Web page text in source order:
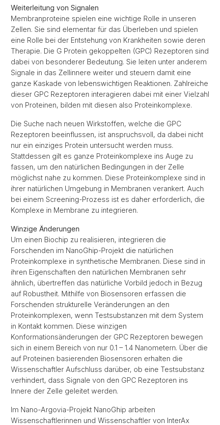
Weiterleitung von Signalen
Membranproteine spielen eine wichtige Rolle in unseren
Zellen. Sie sind elementar für das Überleben und spielen
eine Rolle bei der Entstehung von Krankheiten sowie deren
Therapie. Die G Protein gekoppelten (GPC) Rezeptoren sind
dabei von besonderer Bedeutung. Sie leiten unter anderem
Signale in das Zellinnere weiter und steuern damit eine
ganze Kaskade von lebenswichtigen Reaktionen. Zahlreiche
dieser GPC Rezeptoren interagieren dabei mit einer Vielzahl
von Proteinen, bilden mit diesen also Proteinkomplexe.
Die Suche nach neuen Wirkstoffen, welche die GPC
Rezeptoren beeinflussen, ist anspruchsvoll, da dabei nicht
nur ein einziges Protein untersucht werden muss.
Stattdessen gilt es ganze Proteinkomplexe ins Auge zu
fassen, um den natürlichen Bedingungen in der Zelle
möglichst nahe zu kommen. Diese Proteinkomplexe sind in
ihrer natürlichen Umgebung in Membranen verankert. Auch
bei einem Screening-Prozess ist es daher erforderlich, die
Komplexe in Membrane zu integrieren.
Winzige Änderungen
Um einen Biochip zu realisieren, integrieren die
Forschenden im NanoGhip-Projekt die natürlichen
Proteinkomplexe in synthetische Membranen. Diese sind in
ihren Eigenschaften den natürlichen Membranen sehr
ähnlich, übertreffen das natürliche Vorbild jedoch in Bezug
auf Robustheit. Mithilfe von Biosensoren erfassen die
Forschenden strukturelle Veränderungen an den
Proteinkomplexen, wenn Testsubstanzen mit dem System
in Kontakt kommen. Diese winzigen
Konformationsänderungen der GPC Rezeptoren bewegen
sich in einem Bereich von nur 0.1 – 1.4 Nanometern. Über die
auf Proteinen basierenden Biosensoren erhalten die
Wissenschaftler Aufschluss darüber, ob eine Testsubstanz
verhindert, dass Signale von den GPC Rezeptoren ins
Innere der Zelle geleitet werden.
Im Nano-Argovia-Projekt NanoGhip arbeiten
Wissenschaftlerinnen und Wissenschaftler von InterAx